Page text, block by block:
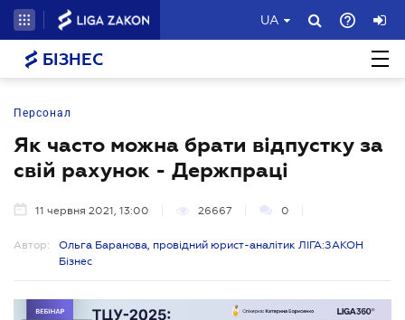
UA
БІЗНЕС
Персонал
Як часто можна брати відпустку за
свій рахунок - Держпраці
11 червня 2021, 13:00 26667 0
Автор:
Ольга Баранова, провідний юрист-аналітик ЛІГА:ЗАКОН
Бізнес